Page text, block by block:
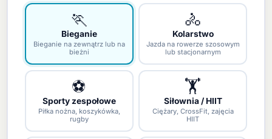
🏃
Bieganie
Bieganie na zewnątrz lub na
bieżni
🚴
Kolarstwo
Jazda na rowerze szosowym
lub stacjonarnym
⚽
Sporty zespołowe
Piłka nożna, koszykówka,
rugby
🏋
Siłownia / HIIT
Ciężary, CrossFit, zajęcia
HIIT